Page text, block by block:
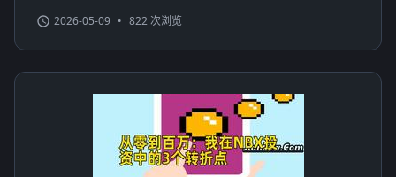
2026-05-09 • 822 次浏览